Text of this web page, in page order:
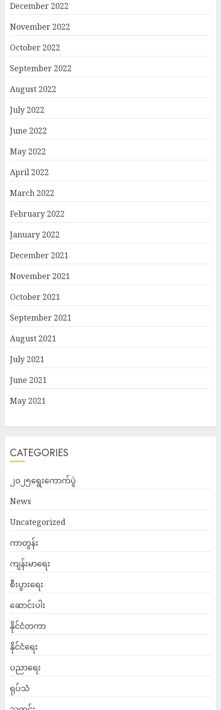
December 2022
November 2022
October 2022
September 2022
August 2022
July 2022
June 2022
May 2022
April 2022
March 2022
February 2022
January 2022
December 2021
November 2021
October 2021
September 2021
August 2021
July 2021
June 2021
May 2021
CATEGORIES
၂၀၂၅ရွေးကောက်ပွဲ
News
Uncategorized
ကာတွန်း
ကျန်းမာရေး
စီးပွားရေး
ဆောင်းပါး
နိုင်ငံတကာ
နိုင်ငံရေး
ပညာရေး
ရုပ်သံ